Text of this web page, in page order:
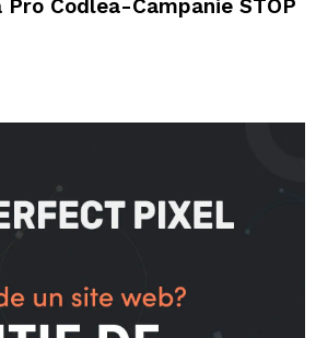
Codlea-Campanie STOP